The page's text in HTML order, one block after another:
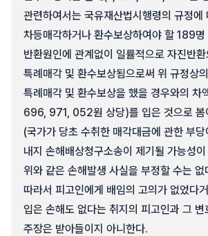
관련하여서는 국유재산법시행령의 규정에
차등매각하거나 환수보상하여야 할 189명
반환원인에 관계없이 일률적으로 자진반
특례매각 및 환수보상됨으로써 위 규정상
특례매각 및 환수보상을 했을 경우와의 차
696, 971, 052원 상당)를 입은 것으로 봄
(국가가 당초 수취한 매각대금에 관한 부
내지 손해배상청구소송이 제기될 가능성
위와 같은 손해발생 사실을 부정할 수는 없
따라서 피고인에게 배임의 고의가 없었다
입은 손해도 없다는 취지의 피고인과 그 변
주장은 받아들이지 아니한다.